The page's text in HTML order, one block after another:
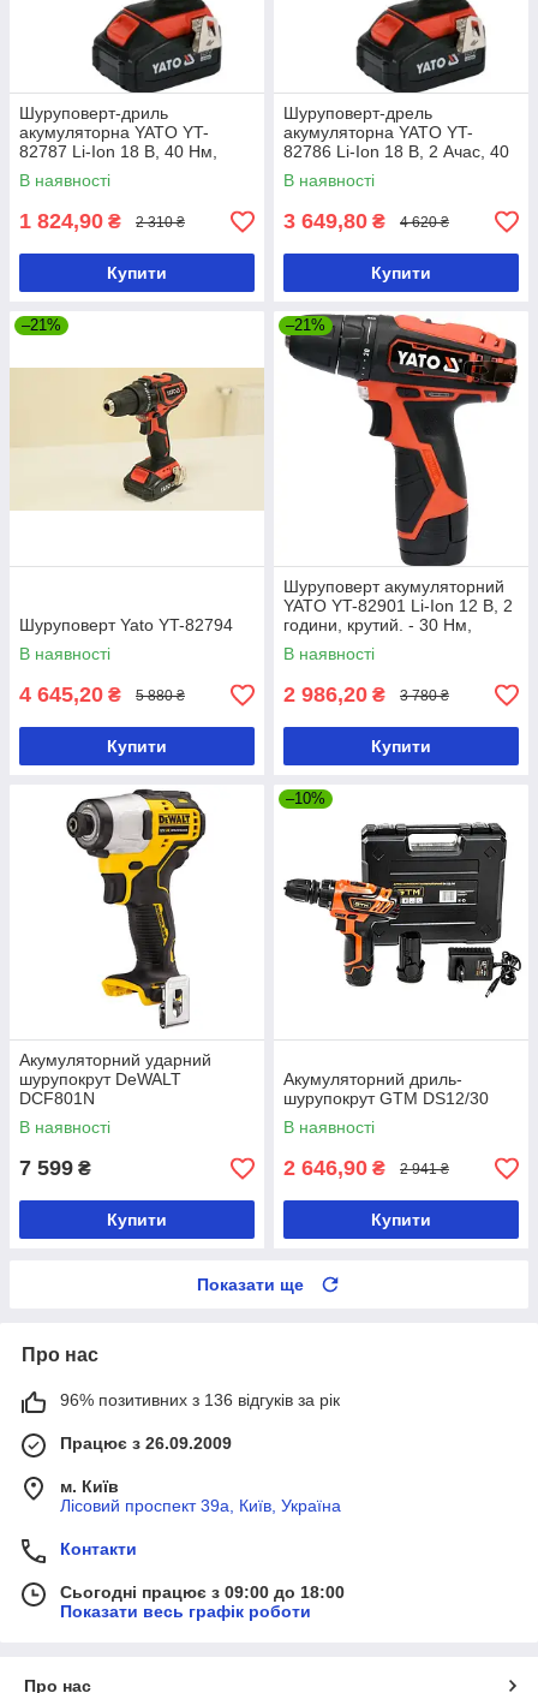
Шуруповерт-дриль
акумуляторна YATO YT-
82787 Li-Ion 18 В, 40 Нм,
he13 мм без акумулятора
В наявності
1 824,90 ₴ 2 310 ₴
Купити
Шуруповерт-дрель
акумуляторна YATO YT-
82786 Li-Ion 18 В, 2 Ачас, 40
Нм, ↓13 мм
В наявності
3 649,80 ₴ 4 620 ₴
Купити
–21%
Шуруповерт Yato YT-82794
В наявності
4 645,20 ₴ 5 880 ₴
Купити
–21%
Шуруповерт акумуляторний
YATO YT-82901 Li-Ion 12 В, 2
години, крутий. - 30 Нм,
патрон he10 мм
В наявності
2 986,20 ₴ 3 780 ₴
Купити
Акумуляторний ударний
шурупокрут DeWALT
DCF801N
В наявності
7 599 ₴
Купити
–10%
Акумуляторний дриль-
шурупокрут GTM DS12/30
В наявності
2 646,90 ₴ 2 941 ₴
Купити
Показати ще
Про нас
96% позитивних з 136 відгуків за рік
Працює з 26.09.2009
м. Київ
Лісовий проспект 39а, Київ, Україна
Контакти
Сьогодні працює з 09:00 до 18:00
Показати весь графік роботи
Про нас